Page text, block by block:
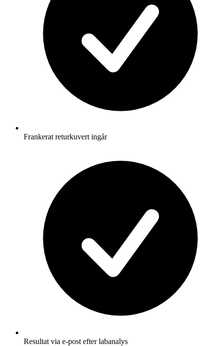
Frankerat returkuvert ingår
Resultat via e-post efter labanalys